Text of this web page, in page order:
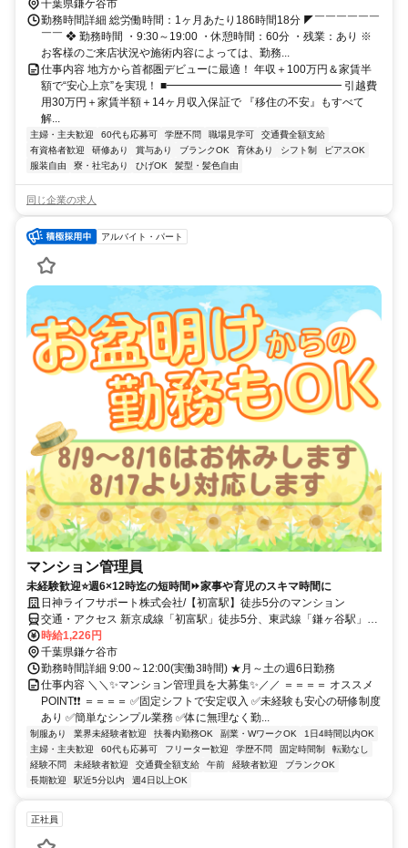
千葉県鎌ケ谷市
勤務時間詳細 総労働時間：1ヶ月あたり186時間18分 ◤￣￣￣￣￣￣
￣￣ ❖ 勤務時間 ・9:30～19:00 ・休憩時間：60分 ・残業：あり ※
お客様のご来店状況や施術内容によっては、勤務...
仕事内容 地方から首都圏デビューに最適！ 年収＋100万円＆家賃半
額で“安心上京”を実現！ ■━━━━━━━━━━━━━━━━ 引越費
用30万円＋家賃半額＋14ヶ月収入保証で 『移住の不安』もすべて
解...
主婦・主夫歓迎 60代も応募可 学歴不問 職場見学可
交通費全額支給
有資格者歓迎
研修あり 賞与あり ブランクOK 育休あり シフト制
ピアスOK
服装自由
寮・社宅あり ひげOK 髪型・髪色自由
同じ企業の求人
アルバイト・パート
マンション管理員
未経験歓迎⭐週6×12時迄の短時間⏩家事や育児のスキマ時間に
日神ライフサポート株式会社/【初富駅】徒歩5分のマンション
交通・アクセス 新京成線「初富駅」徒歩5分、東武線「鎌ヶ谷駅」徒
歩12分
時給1,226円
千葉県鎌ケ谷市
勤務時間詳細 9:00～12:00(実働3時間) ★月～土の週6日勤務
仕事内容 ＼＼✨マンション管理員を大募集✨／／ ＝＝＝＝ オススメ
POINT❗❗ ＝＝＝＝ ✅固定シフトで安定収入 ✅未経験も安心の研修制度
あり ✅簡単なシンプル業務 ✅体に無理なく勤...
制服あり 業界未経験者歓迎 扶養内勤務OK 副業・WワークOK
1日4時間以内OK
主婦・主夫歓迎
60代も応募可 フリーター歓迎 学歴不問 固定時間制
転勤なし
経験不問
未経験者歓迎 交通費全額支給 午前 経験者歓迎
ブランクOK
長期歓迎
駅近5分以内 週4日以上OK
正社員